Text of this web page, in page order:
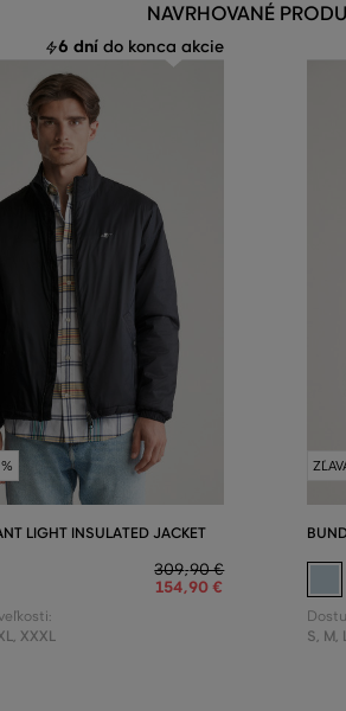
NAVRHOVANÉ
6 dní do konca akcie
LIGHT INSULATED JACKET
309,90 €
154,90 €
, XXXL S, M,